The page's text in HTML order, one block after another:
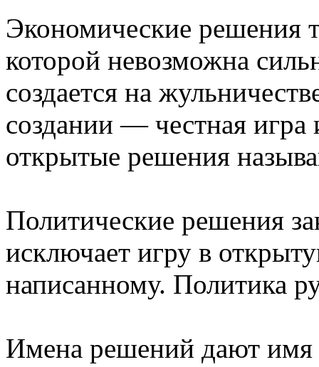
Экономические решения
которой невозможна
создается на
создании — честная
открытые решения
Политические решения
исключает игру в
написанному. Политика
Имена решений дают имя